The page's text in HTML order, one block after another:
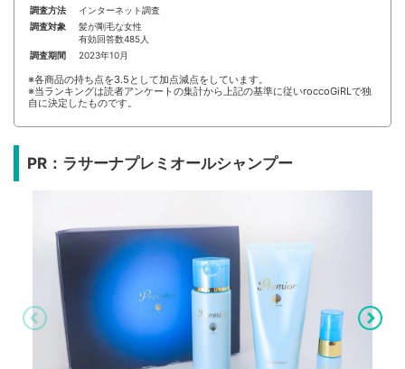
調査方法
インターネット調査
調査対象
髪が剛毛な女性
有効回答数485人
調査期間
2023年10月
※各商品の持ち点を3.5として加点減点をしています。
※当ランキングは読者アンケートの集計から上記の基準に従いroccoGiRLで独
自に決定したものです。
PR：ラサーナプレミオールシャンプー